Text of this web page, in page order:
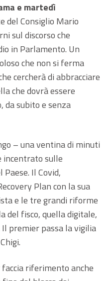
e martedì
del Consiglio Mario
sul discorso che
in Parlamento. Un
che non si ferma
cercherà di abbracciare
che dovrà essere
da subito e senza
– una ventina di minuti
incentrato sulle
Il Covid,
Plan con la sua
e le tre grandi riforme
del fisco, quella digitale,
premier passa la vigilia
riferimento anche